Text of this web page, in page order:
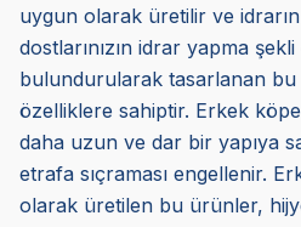
uygun olarak üretilir ve
dostlarınızın idrar yapma
bulundurularak tasarlanan
özelliklere sahiptir. Erkek
daha uzun ve dar bir yapıya
etrafa sıçraması engellenir.
olarak üretilen bu ürünler,